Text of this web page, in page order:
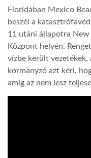
Floridában Mexico
beszél a
11 utáni állapotra New
Központ helyén.
vízbe került vezetékek,
kormányzó azt kéri,
amíg az nem lesz